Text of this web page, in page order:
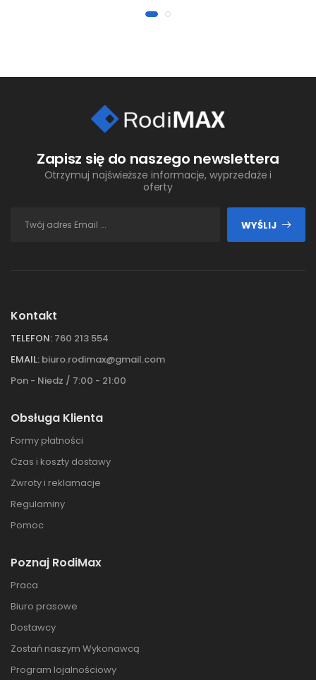
Zapisz się do naszego newslettera
Otrzymuj najświeższe informacje, wyprzedaże i
oferty
WYŚLIJ
Kontakt
TELEFON: 760 213 554
EMAIL: biuro.rodimax@gmail.com
Pon - Niedz / 7:00 - 21:00
Obsługa Klienta
Formy płatności
Czas i koszty dostawy
Zwroty i reklamacje
Regulaminy
Pomoc
Poznaj RodiMax
Praca
Biuro prasowe
Dostawcy
Zostań naszym Wykonawcą
Program lojalnościowy